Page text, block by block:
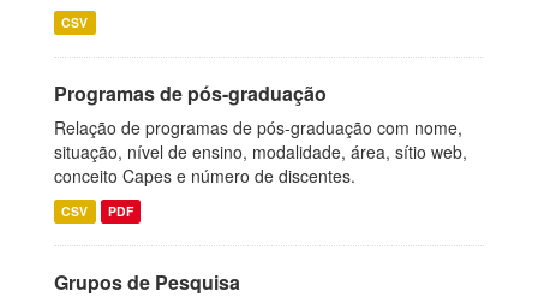
CSV
Programas de pós-graduação
Relação de programas de pós-graduação com nome,
situação, nível de ensino, modalidade, área, sítio web,
conceito Capes e número de discentes.
CSV PDF
Grupos de Pesquisa